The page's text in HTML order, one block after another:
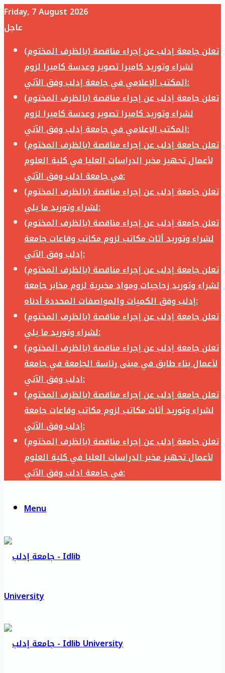
Friday, 7 August 2026
عاجل
تعلن جامعة إدلب عن إجراء مناقصة (بالظرف المختوم)
لشراء وتوريد كاميرا تصوير وعدسة كاميرا لزوم
المكتب الإعلامي في جامعة إدلب وفق الآتي:
تعلن جامعة إدلب عن إجراء مناقصة (بالظرف المختوم)
لشراء وتوريد كاميرا تصوير وعدسة كاميرا لزوم
المكتب الإعلامي في جامعة إدلب وفق الآتي:
تعلن جامعة إدلب عن إجراء مناقصة (بالظرف المختوم)
لأعمال تجهيز مخبر الدراسات العليا في كلية العلوم
في جامعة ادلب وفق الآتي:
تعلن جامعة إدلب عن إجراء مناقصة (بالظرف المختوم)
لشراء وتوريد ما يلي:
تعلن جامعة إدلب عن إجراء مناقصة (بالظرف المختوم)
لشراء وتوريد أثاث مكاتب لزوم مكاتب وقاعات جامعة
إدلب وفق الآتي:
تعلن جامعة إدلب عن إجراء مناقصة (بالظرف المختوم)
لشراء وتوريد زجاجيات ومواد مخبرية لزوم مخابر جامعة
إدلب وفق الكميات والمواصفات المحددة أدناه:
تعلن جامعة إدلب عن إجراء مناقصة (بالظرف المختوم)
لشراء وتوريد ما يلي:
تعلن جامعة إدلب عن إجراء مناقصة (بالظرف المختوم)
لأعمال بناء طابق في مبنى رئاسة الجامعة في جامعة
ادلب وفق الآتي:
تعلن جامعة إدلب عن إجراء مناقصة (بالظرف المختوم)
لشراء وتوريد أثاث مكاتب لزوم مكاتب وقاعات جامعة
إدلب وفق الآتي:
تعلن جامعة إدلب عن إجراء مناقصة (بالظرف المختوم)
لأعمال تجهيز مخبر الدراسات العليا في كلية العلوم
في جامعة ادلب وفق الآتي:
Menu